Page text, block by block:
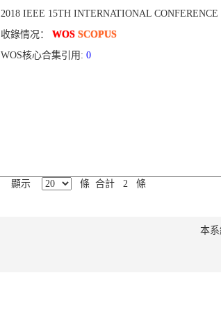
2018 IEEE 15TH INTERNATIONAL
收錄情况： WOS SCOPUS
WOS核心合集引用: 0
顯示
條 合計 2 條
本系